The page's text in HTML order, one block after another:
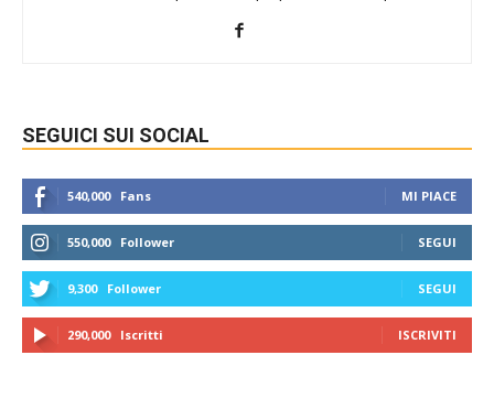
SEGUICI SUI SOCIAL
540,000 Fans MI PIACE
550,000 Follower SEGUI
9,300 Follower SEGUI
290,000 Iscritti ISCRIVITI